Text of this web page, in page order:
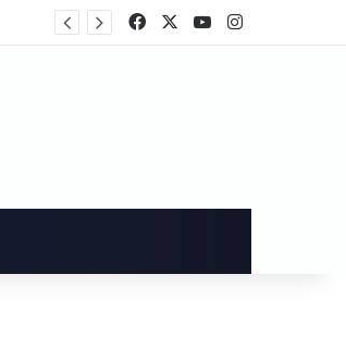
FacebookYou TubeInstagram